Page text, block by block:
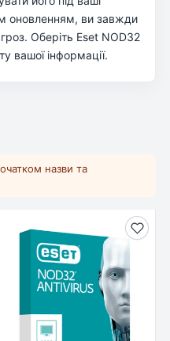
оновленням, ви завжди
Оберіть Eset NOD32
вашої інформації.
назви та